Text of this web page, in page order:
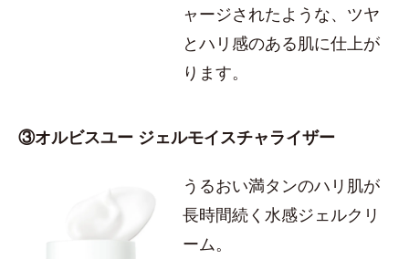
ャージされたような、ツヤ
とハリ感のある肌に仕上が
ります。
③オルビスユー ジェルモイスチャライザー
うるおい満タンのハリ肌が
長時間続く水感ジェルクリ
ーム。